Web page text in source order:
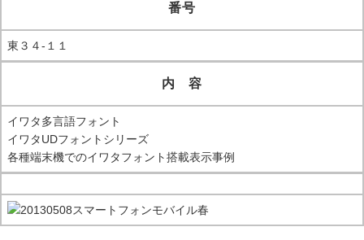
番号
東３４‐１１
内 容
イワタ多言語フォント
イワタUDフォントシリーズ
各種端末機でのイワタフォント搭載表示事例